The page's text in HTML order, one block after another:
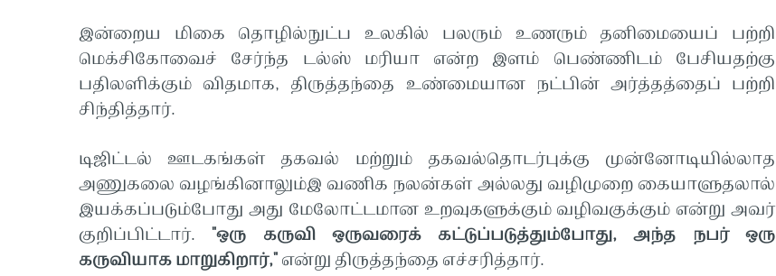
இன்றைய மிகை தொழில்நுட்ப உலகில் பலரும் உணரும் தனிமையைப் பற்றி
மெக்சிகோவைச் சேர்ந்த டல்ஸ் மரியா என்ற இளம் பெண்ணிடம் பேசியதற்கு
பதிலளிக்கும் விதமாக, திருத்தந்தை உண்மையான நட்பின் அர்த்தத்தைப் பற்றி
சிந்தித்தார்.
டிஜிட்டல் ஊடகங்கள் தகவல் மற்றும் தகவல்தொடர்புக்கு முன்னோடியில்லாத
அணுகலை வழங்கினாலும்இ வணிக நலன்கள் அல்லது வழிமுறை கையாளுதலால்
இயக்கப்படும்போது அது மேலோட்டமான உறவுகளுக்கும் வழிவகுக்கும் என்று அவர்
குறிப்பிட்டார்."ஒரு கருவி ஒருவரைக் கட்டுப்படுத்தும்போது, அந்த நபர் ஒரு
கருவியாக மாறுகிறார்,"என்று திருத்தந்தை எச்சரித்தார்.